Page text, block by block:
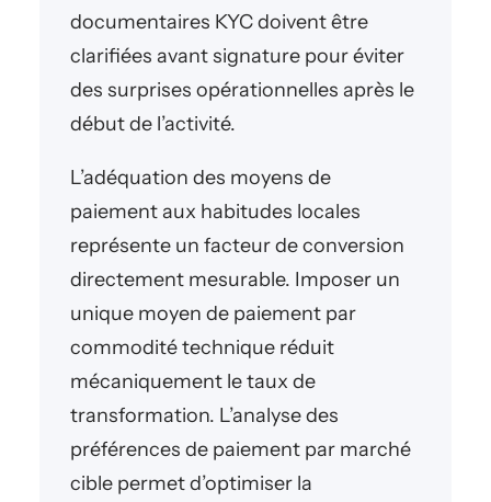
documentaires KYC doivent être
clarifiées avant signature pour éviter
des surprises opérationnelles après le
début de l’activité.
L’adéquation des moyens de
paiement aux habitudes locales
représente un facteur de conversion
directement mesurable. Imposer un
unique moyen de paiement par
commodité technique réduit
mécaniquement le taux de
transformation. L’analyse des
préférences de paiement par marché
cible permet d’optimiser la